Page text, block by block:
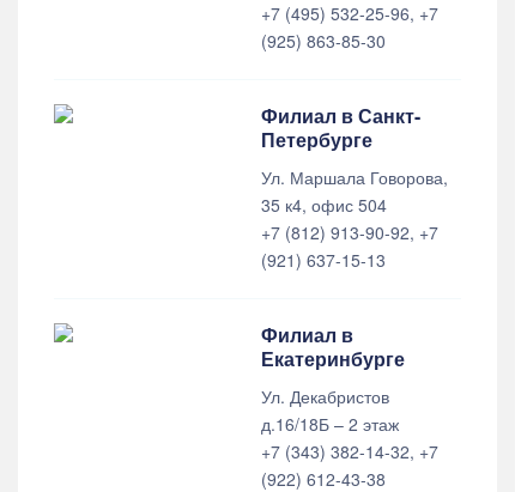
+7 (495) 532-25-96, +7
(925) 863-85-30
Филиал в Санкт-
Петербурге
Ул. Маршала Говорова,
35 к4, офис 504
+7 (812) 913-90-92, +7
(921) 637-15-13
Филиал в
Екатеринбурге
Ул. Декабристов
д.16/18Б – 2 этаж
+7 (343) 382-14-32, +7
(922) 612-43-38